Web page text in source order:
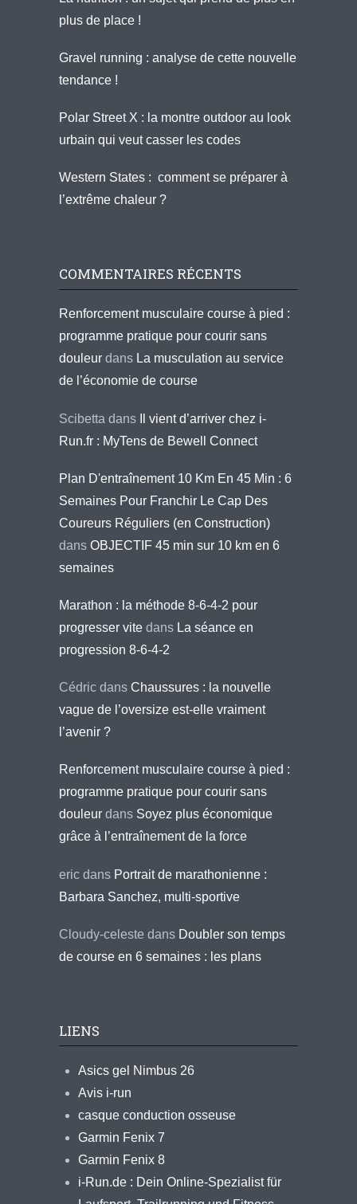
plus de place !
Gravel running : analyse de cette nouvelle
tendance !
Polar Street X : la montre outdoor au look
urbain qui veut casser les codes
Western States : comment se préparer à
l’extrême chaleur ?
COMMENTAIRES RÉCENTS
Renforcement musculaire course à pied :
programme pratique pour courir sans
douleur dans La musculation au service
de l’économie de course
Scibetta dans
Il vient d’arriver chez i-
Run.fr : MyTens de Bewell Connect
Plan D'entraînement 10 Km En 45 Min : 6
Semaines Pour Franchir Le Cap Des
Coureurs Réguliers (en Construction)
dans OBJECTIF 45 min sur 10 km en 6
semaines
Marathon : la méthode 8-6-4-2 pour
progresser vite dans La séance en
progression 8-6-4-2
Cédric dans Chaussures : la nouvelle
vague de l’oversize est-elle vraiment
l’avenir ?
Renforcement musculaire course à pied :
programme pratique pour courir sans
douleur dans Soyez plus économique
grâce à l’entraînement de la force
eric dans Portrait de marathonienne :
Barbara Sanchez, multi-sportive
Cloudy-celeste dans Doubler son temps
de course en 6 semaines : les plans
LIENS
Asics gel Nimbus 26
Avis i-run
casque conduction osseuse
Garmin Fenix 7
Garmin Fenix 8
i-Run.de : Dein Online-Spezialist für